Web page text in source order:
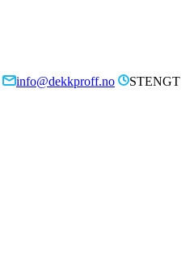
info@dekkproff.no
STENGT